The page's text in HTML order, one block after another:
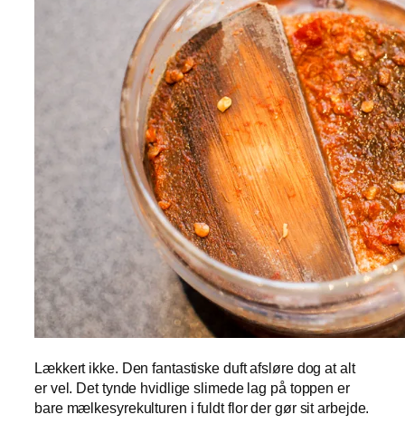
Lækkert ikke. Den fantastiske duft afsløre dog at alt
er vel. Det tynde hvidlige slimede lag på toppen er
bare mælkesyrekulturen i fuldt flor der gør sit arbejde.